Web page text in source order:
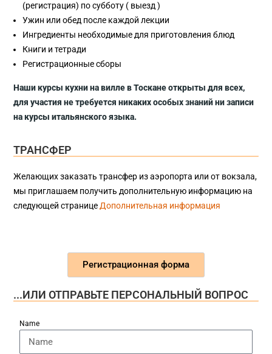
(регистрация) по субботу ( выезд )
Ужин или обед после каждой лекции
Ингредиенты необходимые для приготовления блюд
Книги и тетради
Регистрационные сборы
Наши курсы кухни на вилле в Тоскане открыты для всех,
для участия не требуется никаких особых знаний ни записи
на курсы итальянского языка.
ТРАНСФЕР
Желающих заказать трансфер из аэропорта или от вокзала,
мы приглашаем получить дополнительную информацию на
следующей странице Дополнительная информация
Регистрационная форма
...ИЛИ ОТПРАВЬТЕ ПЕРСОНАЛЬНЫЙ ВОПРОС
Name